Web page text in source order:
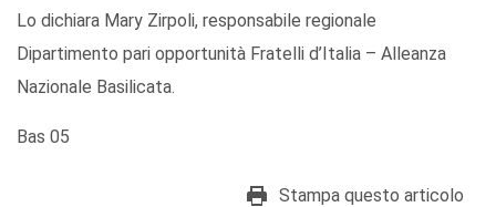
Lo dichiara Mary Zirpoli, responsabile regionale
Dipartimento pari opportunità Fratelli d’Italia – Alleanza
Nazionale Basilicata.
Bas 05
Stampa questo articolo